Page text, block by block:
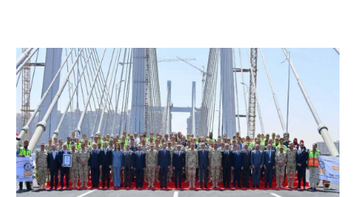
الرئيس عبد الفتاح السيسي يفتتح محور روض الفرج
وكوبري تحيا مصر